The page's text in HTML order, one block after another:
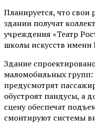
Планируется, что
здании получат
учреждения «Театр
школы искусств имени
Здание
маломобильных
предусмотрят
обустроят пандусы, а
сцену обеспечат
смонтируют системы